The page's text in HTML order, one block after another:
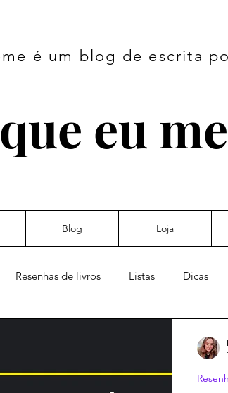
é um blog de escrita
eu
Blog Loja
Resenhas de livros Listas Dicas